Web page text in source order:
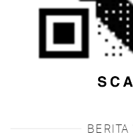
BERITA